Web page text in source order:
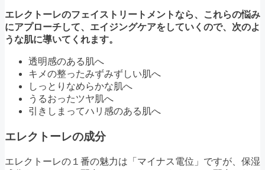
エレクトーレのフェイストリートメントなら、これらの悩み
にアプローチして、エイジングケアをしていくので、次のよ
うな肌に導いてくれます。
透明感のある肌へ
キメの整ったみずみずしい肌へ
しっとりなめらかな肌へ
うるおったツヤ肌へ
引きしまってハリ感のある肌へ
エレクトーレの成分
エレクトーレの１番の魅力は「マイナス電位」ですが、保湿